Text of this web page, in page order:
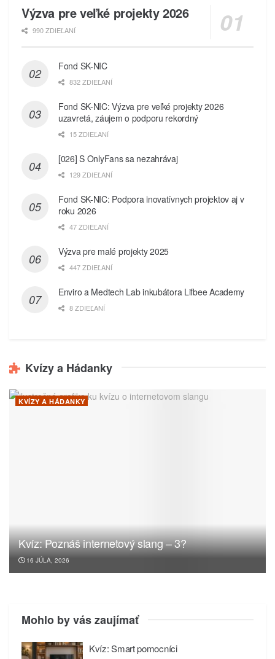
Výzva pre veľké projekty 2026
990 ZDIEĽANÍ
Fond SK-NIC
832 ZDIEĽANÍ
Fond SK-NIC: Výzva pre veľké projekty 2026
uzavretá, záujem o podporu rekordný
15 ZDIEĽANÍ
[026] S OnlyFans sa nezahrávaj
129 ZDIEĽANÍ
Fond SK-NIC: Podpora inovatívnych projektov aj v
roku 2026
47 ZDIEĽANÍ
Výzva pre malé projekty 2025
447 ZDIEĽANÍ
Enviro a Medtech Lab inkubátora Lifbee Academy
8 ZDIEĽANÍ
Kvízy a Hádanky
KVÍZY A HÁDANKY
Kvíz: Poznáš internetový slang – 3?
16 JÚLA, 2026
Mohlo by vás zaujímať
Kvíz: Smart pomocníci